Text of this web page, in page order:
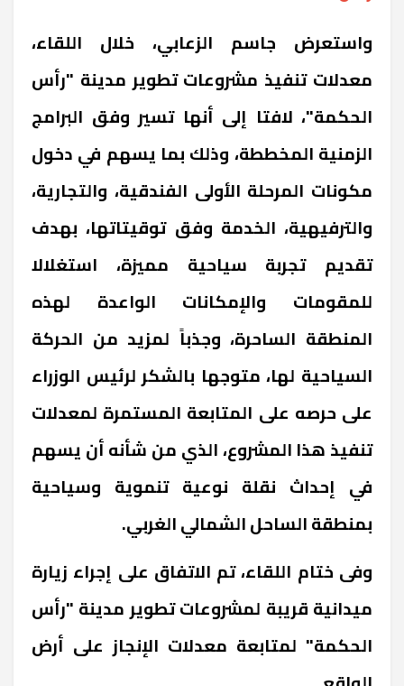
واستعرض جاسم الزعابي، خلال اللقاء،
معدلات تنفيذ مشروعات تطوير مدينة "رأس
الحكمة"، لافتا إلى أنها تسير وفق البرامج
الزمنية المخططة، وذلك بما يسهم في دخول
مكونات المرحلة الأولى الفندقية، والتجارية،
والترفيهية، الخدمة وفق توقيتاتها، بهدف
تقديم تجربة سياحية مميزة، استغلالا
للمقومات والإمكانات الواعدة لهذه
المنطقة الساحرة، وجذباً لمزيد من الحركة
السياحية لها، متوجها بالشكر لرئيس الوزراء
على حرصه على المتابعة المستمرة لمعدلات
تنفيذ هذا المشروع، الذي من شأنه أن يسهم
في إحداث نقلة نوعية تنموية وسياحية
بمنطقة الساحل الشمالي الغربي.
وفى ختام اللقاء، تم الاتفاق على إجراء زيارة
ميدانية قريبة لمشروعات تطوير مدينة "رأس
الحكمة" لمتابعة معدلات الإنجاز على أرض